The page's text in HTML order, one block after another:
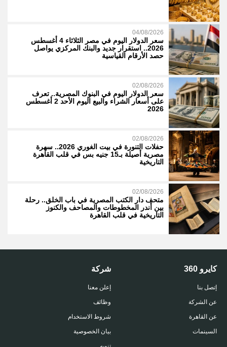
04/08/2026
سعر الدولار اليوم في مصر الثلاثاء 4 أغسطس
2026.. استقرار جديد والبنك المركزي يواصل
حصد الأرقام القياسية
02/08/2026
سعر الدولار اليوم في البنوك المصرية.. تعرف
على أسعار الشراء والبيع اليوم الأحد 2 أغسطس
2026
02/08/2026
حفلات التنورة في بيت الغوري 2026.. سهرة
مصرية أصيلة بـ15 جنيه بس في قلب القاهرة
التاريخية
02/08/2026
متحف دار الكتب المصرية في باب الخلق.. رحلة
بين أندر المخطوطات والمصاحف والكنوز
التاريخية في قلب القاهرة
كايرو 360
إتصل بنا
عن الشركة
عن القاهرة
السينمات
شركة
إعلن معنا
وظائف
شروط الاستخدام
بيان الخصوصية